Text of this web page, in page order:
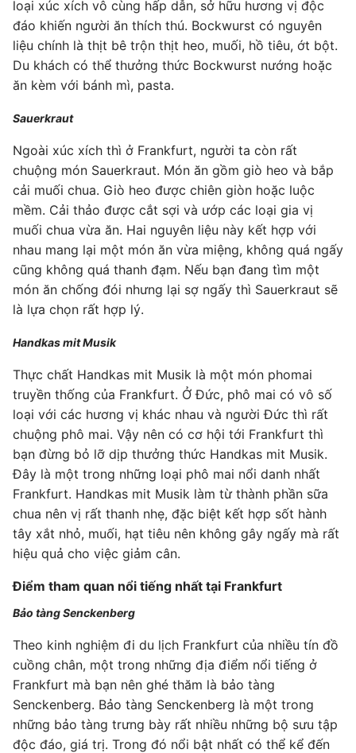
loại xúc xích vô cùng hấp dẫn, sở hữu hương vị độc
đáo khiến người ăn thích thú. Bockwurst có nguyên
liệu chính là thịt bê trộn thịt heo, muối, hồ tiêu, ớt bột.
Du khách có thể thưởng thức Bockwurst nướng hoặc
ăn kèm với bánh mì, pasta.
Sauerkraut
Ngoài xúc xích thì ở Frankfurt, người ta còn rất
chuộng món Sauerkraut. Món ăn gồm giò heo và bắp
cải muối chua. Giò heo được chiên giòn hoặc luộc
mềm. Cải thảo được cắt sợi và ướp các loại gia vị
muối chua vừa ăn. Hai nguyên liệu này kết hợp với
nhau mang lại một món ăn vừa miệng, không quá ngấy
cũng không quá thanh đạm. Nếu bạn đang tìm một
món ăn chống đói nhưng lại sợ ngấy thì Sauerkraut sẽ
là lựa chọn rất hợp lý.
Handkas mit Musik
Thực chất Handkas mit Musik là một món phomai
truyền thống của Frankfurt. Ở Đức, phô mai có vô số
loại với các hương vị khác nhau và người Đức thì rất
chuộng phô mai. Vậy nên có cơ hội tới Frankfurt thì
bạn đừng bỏ lỡ dịp thưởng thức Handkas mit Musik.
Đây là một trong những loại phô mai nổi danh nhất
Frankfurt. Handkas mit Musik làm từ thành phần sữa
chua nên vị rất thanh nhẹ, đặc biệt kết hợp sốt hành
tây xắt nhỏ, muối, hạt tiêu nên không gây ngấy mà rất
hiệu quả cho việc giảm cân.
Điểm tham quan nổi tiếng nhất tại Frankfurt
Bảo tàng Senckenberg
Theo kinh nghiệm đi du lịch Frankfurt của nhiều tín đồ
cuồng chân, một trong những địa điểm nổi tiếng ở
Frankfurt mà bạn nên ghé thăm là bảo tàng
Senckenberg. Bảo tàng Senckenberg là một trong
những bảo tàng trưng bày rất nhiều những bộ sưu tập
độc đáo, giá trị. Trong đó nổi bật nhất có thể kể đến